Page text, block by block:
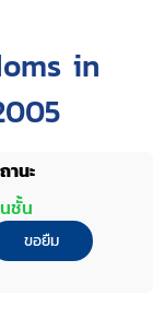
in
านะ
ชั้น
ขอยืม